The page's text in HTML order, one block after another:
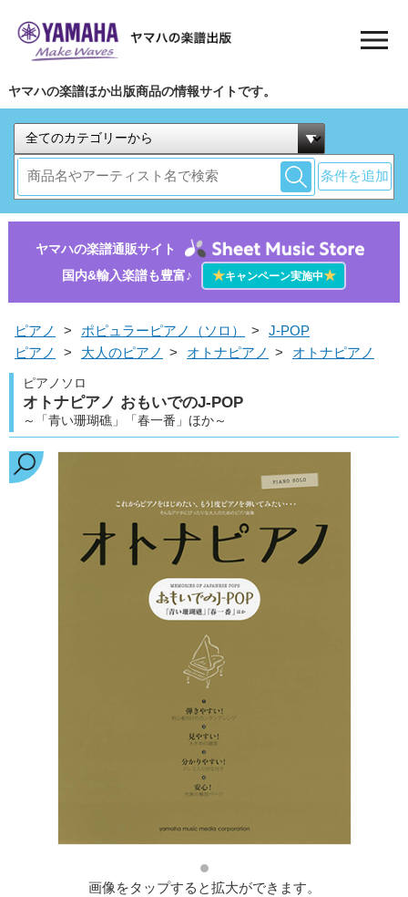
ヤマハの楽譜ほか出版商品の情報サイトです。
条件を追加
ヤマハの楽譜通販サイト
国内&輸入楽譜も豊富♪
★キャンペーン実施中★
ピアノ > ポピュラーピアノ（ソロ） >
J-POP
ピアノ
> 大人のピアノ > オトナピアノ > オトナピアノ
ピアノソロ
オトナピアノ おもいでのJ-POP
～「青い珊瑚礁」「春一番」ほか～
画像をタップすると拡大ができます。